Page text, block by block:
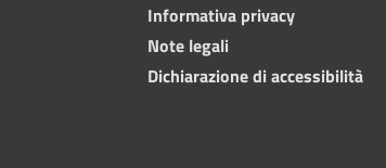
Informativa privacy
Note legali
Dichiarazione di accessibilità